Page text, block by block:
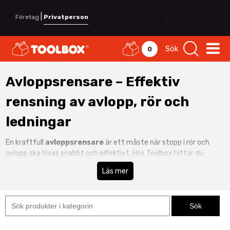
Företag Privatperson
0 Sök
Avloppsrensare – Effektiv
rensning av avlopp, rör och
ledningar
En kraftfull avloppsrensare är ett måste när stopp i rör och
avlopp ska lösas snabbt och effektivt. Hos Toolbox hittar du
rensmaskiner,rensband
lösningar som klarar både köksavlopp, golvbrunnar och längre
fastighetsskötare eller entreprenör har vi maskiner som sparar
tid och minimerar stillestånd.
Läs mer